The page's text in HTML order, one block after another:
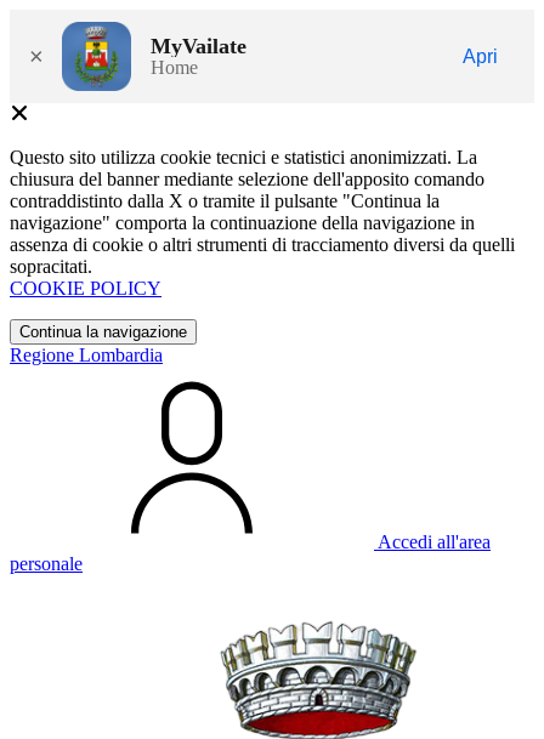
× MyVailate
Home
Apri
Questo sito utilizza cookie tecnici e statistici anonimizzati. La
chiusura del banner mediante selezione dell'apposito comando
contraddistinto dalla X o tramite il pulsante "Continua la
navigazione" comporta la continuazione della navigazione in
assenza di cookie o altri strumenti di tracciamento diversi da quelli
sopracitati.
COOKIE POLICY
Continua la navigazione
Regione Lombardia
Accedi all'area
personale